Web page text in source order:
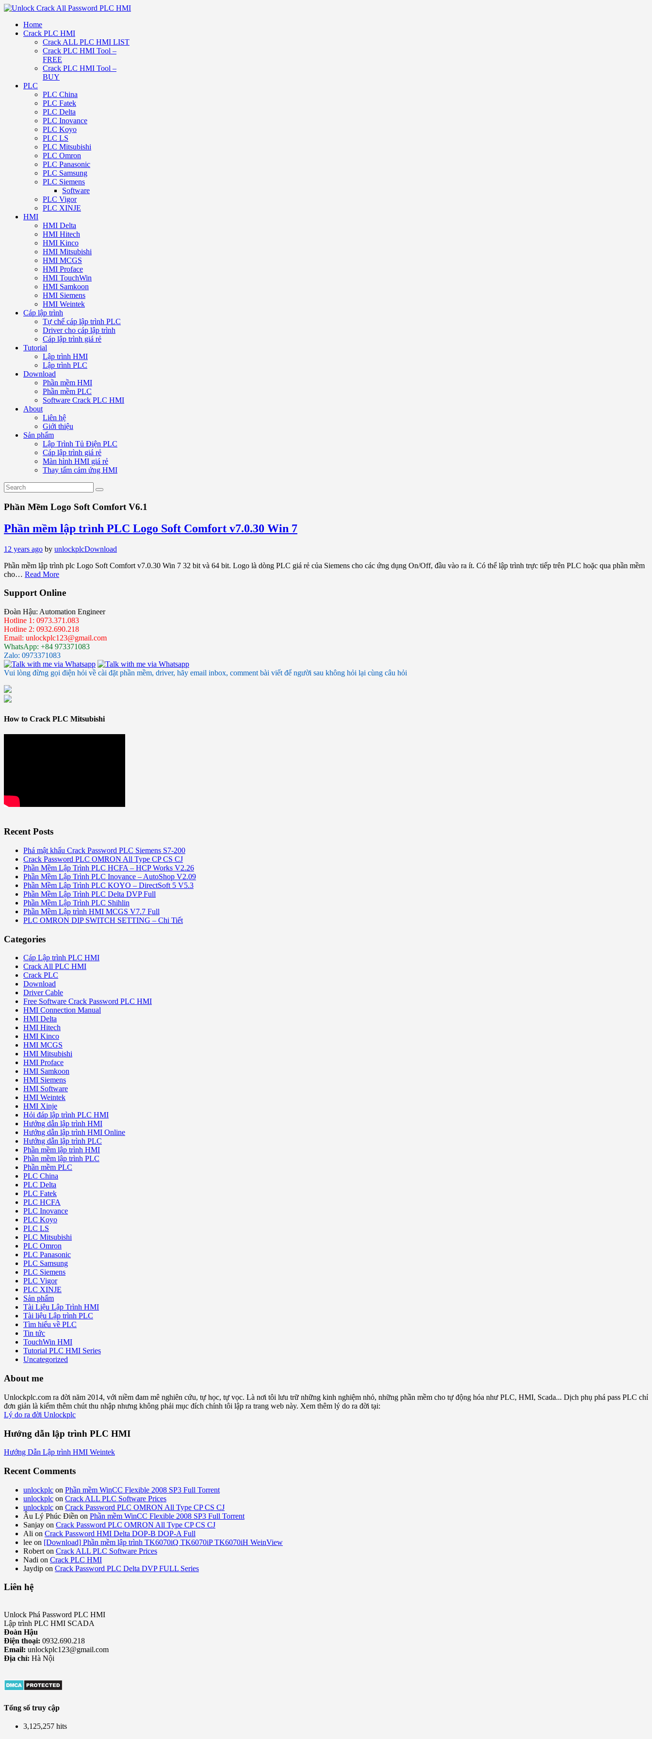
Home
Crack PLC HMI
Crack ALL PLC HMI LIST
Crack PLC HMI Tool –
FREE
Crack PLC HMI Tool –
BUY
PLC
PLC China
PLC Fatek
PLC Delta
PLC Inovance
PLC Koyo
PLC LS
PLC Mitsubishi
PLC Omron
PLC Panasonic
PLC Samsung
PLC Siemens
Software
PLC Vigor
PLC XINJE
HMI
HMI Delta
HMI Hitech
HMI Kinco
HMI Mitsubishi
HMI MCGS
HMI Proface
HMI TouchWin
HMI Samkoon
HMI Siemens
HMI Weintek
Cáp lập trình
Tự chế cáp lập trình PLC
Driver cho cáp lập trình
Cáp lập trình giá rẻ
Tutorial
Lập trình HMI
Lập trình PLC
Download
Phần mềm HMI
Phần mềm PLC
Software Crack PLC HMI
About
Liên hệ
Giới thiệu
Sản phẩm
Lập Trình Tủ Điện PLC
Cáp lập trình giá rẻ
Màn hình HMI giá rẻ
Thay tấm cảm ứng HMI
Phần Mềm Logo Soft Comfort V6.1
Phần mềm lập trình PLC Logo Soft Comfort v7.0.30 Win 7
12 years ago by unlockplcDownload
Phần mềm lập trình plc Logo Soft Comfort v7.0.30 Win 7 32 bit và 64 bit. Logo là dòng PLC giá rẻ của Siemens cho các ứng dụng On/Off, đầu vào ra ít. Có thể lập trình trực tiếp trên PLC hoặc qua phần mềm
cho… Read More
Support Online
Đoàn Hậu: Automation Engineer
Hotline 1: 0973.371.083
Hotline 2: 0932.690.218
Email: unlockplc123@gmail.com
WhatsApp: +84 973371083
Zalo: 0973371083
Vui lòng đừng gọi điện hỏi về cài đặt phần mềm, driver, hãy email inbox, comment bài viết để người sau không hỏi lại cùng câu hỏi
How to Crack PLC Mitsubishi
Recent Posts
Phá mật khẩu Crack Password PLC Siemens S7-200
Crack Password PLC OMRON All Type CP CS CJ
Phần Mềm Lập Trình PLC HCFA – HCP Works V2.26
Phần Mềm Lập Trình PLC Inovance – AutoShop V2.09
Phần Mềm Lập Trình PLC KOYO – DirectSoft 5 V5.3
Phần Mềm Lập Trình PLC Delta DVP Full
Phần Mềm Lập Trình PLC Shihlin
Phần Mềm Lập trình HMI MCGS V7.7 Full
PLC OMRON DIP SWITCH SETTING – Chi Tiết
Categories
Cáp Lập trình PLC HMI
Crack All PLC HMI
Crack PLC
Download
Driver Cable
Free Software Crack Password PLC HMI
HMI Connection Manual
HMI Delta
HMI Hitech
HMI Kinco
HMI MCGS
HMI Mitsubishi
HMI Proface
HMI Samkoon
HMI Siemens
HMI Software
HMI Weintek
HMI Xinje
Hỏi đáp lập trình PLC HMI
Hướng dẫn lập trình HMI
Hướng dẫn lập trình HMI Online
Hướng dẫn lập trình PLC
Phần mềm lập trình HMI
Phần mềm lập trình PLC
Phần mềm PLC
PLC China
PLC Delta
PLC Fatek
PLC HCFA
PLC Inovance
PLC Koyo
PLC LS
PLC Mitsubishi
PLC Omron
PLC Panasonic
PLC Samsung
PLC Siemens
PLC Vigor
PLC XINJE
Sản phẩm
Tài Liệu Lập Trình HMI
Tài liệu Lập trình PLC
Tìm hiểu về PLC
Tin tức
TouchWin HMI
Tutorial PLC HMI Series
Uncategorized
About me
Unlockplc.com ra đời năm 2014, với niềm đam mê nghiên cứu, tự học, tự vọc. Là nơi tôi lưu trữ những kinh nghiệm nhỏ, những phần mềm cho tự động hóa như PLC, HMI, Scada... Dịch phụ phá pass PLC chỉ
đơn giản là kiếm thêm chút thu nhập nhưng không phải mục đích chính tôi lập ra trang web này. Xem thêm lý do ra đời tại:
Lý do ra đời Unlockplc
Hướng dẫn lập trình PLC HMI
Hướng Dẫn Lập trình HMI Weintek
Recent Comments
unlockplc on Phần mềm WinCC Flexible 2008 SP3 Full Torrent
unlockplc on Crack ALL PLC Software Prices
unlockplc on Crack Password PLC OMRON All Type CP CS CJ
Âu Lý Phúc Điền on Phần mềm WinCC Flexible 2008 SP3 Full Torrent
Sanjay on Crack Password PLC OMRON All Type CP CS CJ
Ali on Crack Password HMI Delta DOP-B DOP-A Full
lee on [Download] Phần mềm lập trình TK6070iQ TK6070iP TK6070iH WeinView
Robert on Crack ALL PLC Software Prices
Nadi on Crack PLC HMI
Jaydip on Crack Password PLC Delta DVP FULL Series
Liên hệ
Unlock Phá Password PLC HMI
Lập trình PLC HMI SCADA
Đoàn Hậu
Điện thoại: 0932.690.218
Email: unlockplc123@gmail.com
Địa chỉ: Hà Nội
Tổng số truy cập
3,125,257 hits